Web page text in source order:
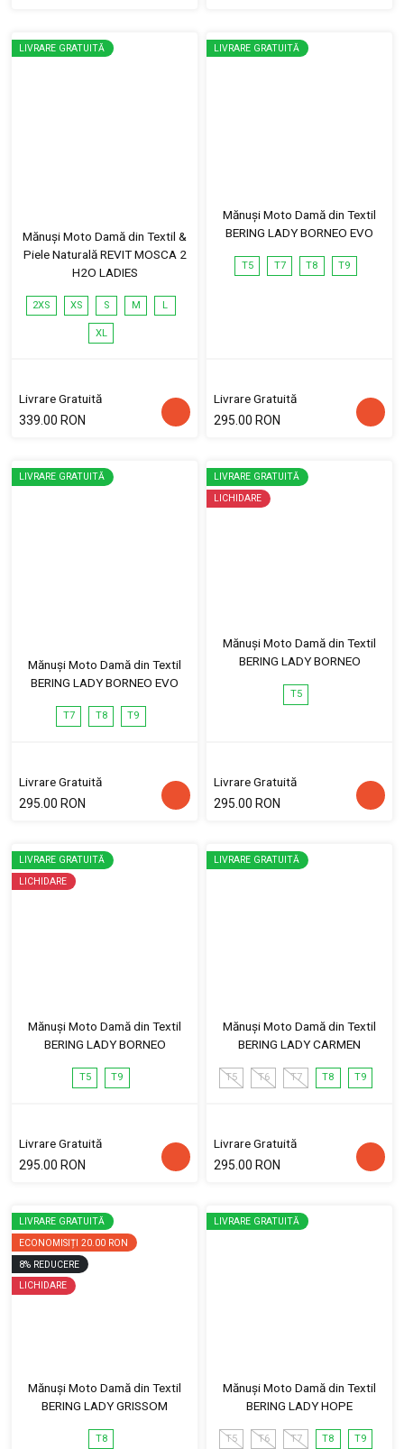
LIVRARE GRATUITĂ
Mănuși Moto Damă din Textil &
Piele Naturală REVIT MOSCA 2
H2O LADIES
2XS XS S M L
XL
Livrare Gratuită
339.00 RON
LIVRARE GRATUITĂ
Mănuși Moto Damă din Textil
BERING LADY BORNEO EVO
T5 T7 T8 T9
Livrare Gratuită
295.00 RON
LIVRARE GRATUITĂ
Mănuși Moto Damă din Textil
BERING LADY BORNEO EVO
T7 T8 T9
Livrare Gratuită
295.00 RON
LIVRARE GRATUITĂ
LICHIDARE
Mănuși Moto Damă din Textil
BERING LADY BORNEO
T5
Livrare Gratuită
295.00 RON
LIVRARE GRATUITĂ
LICHIDARE
Mănuși Moto Damă din Textil
BERING LADY BORNEO
T5 T9
Livrare Gratuită
295.00 RON
LIVRARE GRATUITĂ
Mănuși Moto Damă din Textil
BERING LADY CARMEN
T5 T6 T7 T8 T9
Livrare Gratuită
295.00 RON
LIVRARE GRATUITĂ
ECONOMISIȚI 20.00 RON
8% REDUCERE
LICHIDARE
Mănuși Moto Damă din Textil
BERING LADY GRISSOM
T8
LIVRARE GRATUITĂ
Mănuși Moto Damă din Textil
BERING LADY HOPE
T5 T6 T7 T8 T9